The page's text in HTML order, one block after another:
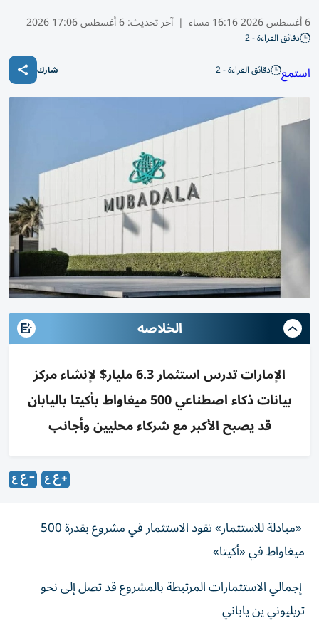
6 أغسطس 2026 16:16 مساء | آخر تحديث:6 أغسطس 17:06 2026
دقائق القراءة - 2
استمع دقائق القراءة - 2 شارك
الخلاصه
الإمارات تدرس استثمار 6.3 مليار$ لإنشاء مركز
بيانات ذكاء اصطناعي 500 ميغاواط بأكيتا باليابان
قد يصبح الأكبر مع شركاء محليين وأجانب
«مبادلة للاستثمار» تقود الاستثمار في مشروع بقدرة 500
ميغاواط في «أكيتا»
إجمالي الاستثمارات المرتبطة بالمشروع قد تصل إلى نحو
تريليوني ين ياباني